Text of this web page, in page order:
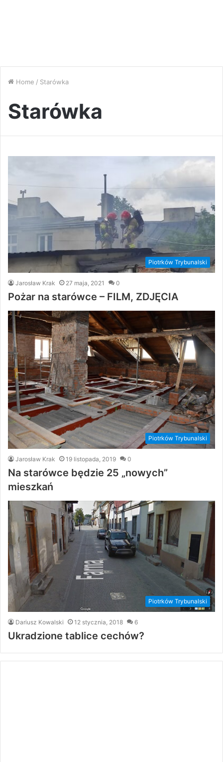
Home / Starówka
Starówka
Piotrków Trybunalski
Jarosław Krak 27 maja, 2021 0
Pożar na starówce – FILM, ZDJĘCIA
Piotrków Trybunalski
Jarosław Krak 19 listopada, 2019 0
Na starówce będzie 25 „nowych”
mieszkań
Piotrków Trybunalski
Dariusz Kowalski 12 stycznia, 2018 6
Ukradzione tablice cechów?